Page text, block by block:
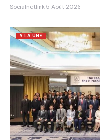
Socialnetlink·5 Août 2026
A LA UNE